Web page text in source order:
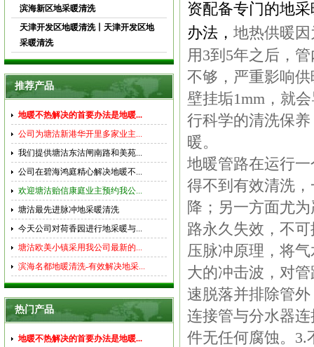
滨海新区地采暖清洗
天津开发区地暖清洗丨天津开发区地
采暖清洗
推荐产品
地暖不热解决的首要办法是地暖...
公司为塘沽新港华开里多家业主...
我们提供塘沽东沽闸南路和美苑...
公司在碧海鸿庭精心解决地暖不...
欢迎塘沽贻信康庭业主预约我公...
塘沽最先进脉冲地采暖清洗
今天公司对荷香园进行地采暖与...
塘沽欧美小镇采用我公司最新的...
滨海名都地暖清洗-有效解决地采...
热门产品
地暖不热解决的首要办法是地暖...
资配备专门的地
办法， 地热供暖
用3到5年之后，
不够，严重影响
壁挂垢1mm，就
行科学的清洗保
暖。
地暖管路在运行
得不到有效清洗
降；另一方面尤
路永久失效，不
压脉冲原理，将
大的冲击波，对
速脱落并排除管
连接管与分水器
件无任何腐蚀。